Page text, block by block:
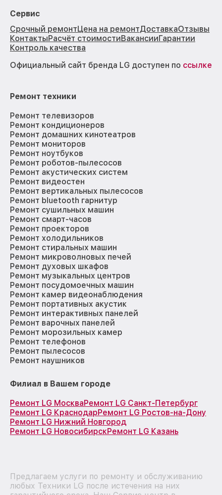
Сервис
Срочный ремонтЦена на ремонтДоставкаОтзывы
КонтактыРасчёт стоимостиВакансииГарантии
Контроль качества
Официальный сайт бренда LG доступен по ссылке
Ремонт техники
Ремонт телевизоров
Ремонт кондиционеров
Ремонт домашних кинотеатров
Ремонт мониторов
Ремонт ноутбуков
Ремонт роботов-пылесосов
Ремонт акустических систем
Ремонт видеостен
Ремонт вертикальных пылесосов
Ремонт bluetooth гарнитур
Ремонт сушильных машин
Ремонт смарт-часов
Ремонт проекторов
Ремонт холодильников
Ремонт стиральных машин
Ремонт микроволновых печей
Ремонт духовых шкафов
Ремонт музыкальных центров
Ремонт посудомоечных машин
Ремонт камер видеонаблюдения
Ремонт портативных акустик
Ремонт интерактивных панелей
Ремонт варочных панелей
Ремонт морозильных камер
Ремонт телефонов
Ремонт пылесосов
Ремонт наушников
Филиал в Вашем городе
Ремонт LG МоскваРемонт LG Санкт-Петербург
Ремонт LG КраснодарРемонт LG Ростов-на-Дону
Ремонт LG Нижний Новгород
Ремонт LG НовосибирскРемонт LG Казань
Предлагаем услуги по ремонту и обслуживанию
любых Техники LG после истечения на них